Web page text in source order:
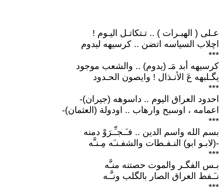
عـلى ( الهبـرات ) .. تـتكاتـل اليـوم !
اچلاب السياسه اتضن .. كرسيهه ليدوم
***
كرسيهه أبد مَـ (يدوم) .. والشعب موجود
يگـلبهه عَ الأنـذال ! وايصون الحـدود
***
احدود العراق اليوم .. داسوهه (جيران)-
اعمامه ، اوسبح وارهاب .. اودولة (العثمان)-
***
بسم الله واسم الدين .. فـَـجـِّـرَوْ دمنه
-(لابـو ابو) النـفـطات والشفـنـَه مِـنـَّه
***
بـس الفگـر والموت حصتنه منـَّه
نـَـفط العراق الصار بالگلب ونـَّـه
***